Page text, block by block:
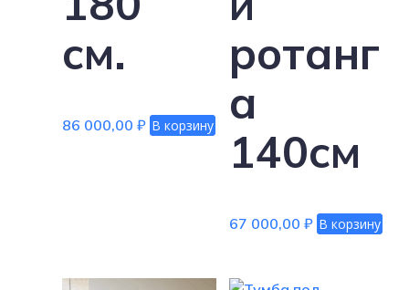
см.
86 000,00 ₽ В корзину
ротанг
а
140см
67 000,00₽ В корзину